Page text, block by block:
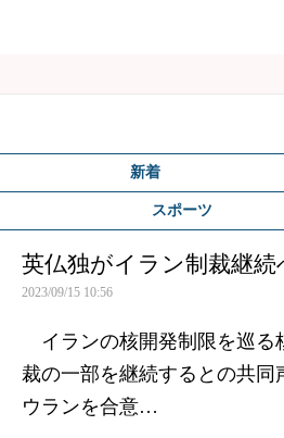
新着
スポーツ
英仏独がイラン制裁継
2023/09/15 10:56
イランの核開発制限を巡る
裁の一部を継続するとの共
ウランを合意…